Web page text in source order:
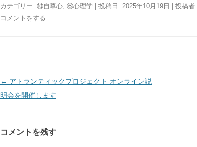
カテゴリー: ⑩自尊心, ⑥心理学 | 投稿日: 2025年10月19日 投稿者:
コメントをする
投
稿
ゲ
← アトランティックプロジェクト オンライン説
明会を開催します
コメントを残す